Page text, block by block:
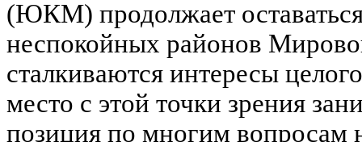
(ЮКМ) продолжает
неспокойных районов
сталкиваются интересы
место с этой точки зрения
позиция по многим вопросам